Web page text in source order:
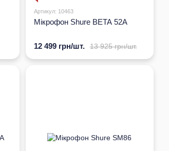
Артикул: 10463
Мікрофон Shure BETA 52A
13 925 грн/шт.
12 499 грн/шт.